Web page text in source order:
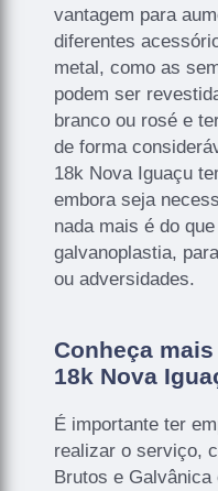
vantagem para
diferentes
metal, como as
podem ser
branco ou rosé e
de forma
18k Nova Iguaçu
embora seja
nada mais é do
galvanoplastia,
ou adversidades.
Conheça
18k Nova
É importante ter
realizar o serviço,
Brutos e Galvânica